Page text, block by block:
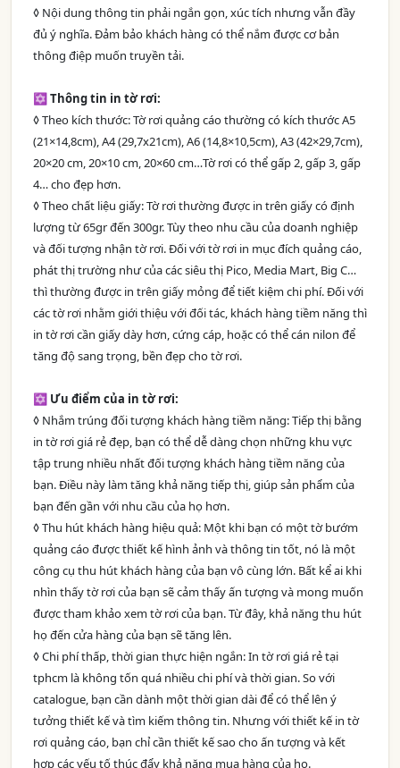
◊ Nội dung thông tin phải ngắn gọn, xúc tích nhưng vẫn đầy
đủ ý nghĩa. Đảm bảo khách hàng có thể nắm được cơ bản
thông điệp muốn truyền tải.
✡ Thông tin in tờ rơi:
◊ Theo kích thước: Tờ rơi quảng cáo thường có kích thước A5
(21×14,8cm), A4 (29,7x21cm), A6 (14,8×10,5cm), A3 (42×29,7cm),
20×20 cm, 20×10 cm, 20×60 cm…Tờ rơi có thể gấp 2, gấp 3, gấp
4… cho đẹp hơn.
◊ Theo chất liệu giấy: Tờ rơi thường được in trên giấy có định
lượng từ 65gr đến 300gr. Tùy theo nhu cầu của doanh nghiệp
và đối tượng nhận tờ rơi. Đối với tờ rơi in mục đích quảng cáo,
phát thị trường như của các siêu thị Pico, Media Mart, Big C…
thì thường được in trên giấy mỏng để tiết kiệm chi phí. Đối với
các tờ rơi nhằm giới thiệu với đối tác, khách hàng tiềm năng thì
in tờ rơi cần giấy dày hơn, cứng cáp, hoặc có thể cán nilon để
tăng độ sang trọng, bền đẹp cho tờ rơi.
✡ Ưu điểm của in tờ rơi:
◊ Nhắm trúng đối tượng khách hàng tiềm năng: Tiếp thị bằng
in tờ rơi giá rẻ đẹp, bạn có thể dễ dàng chọn những khu vực
tập trung nhiều nhất đối tượng khách hàng tiềm năng của
bạn. Điều này làm tăng khả năng tiếp thị, giúp sản phẩm của
bạn đến gần với nhu cầu của họ hơn.
◊ Thu hút khách hàng hiệu quả: Một khi bạn có một tờ bướm
quảng cáo được thiết kế hình ảnh và thông tin tốt, nó là một
công cụ thu hút khách hàng của bạn vô cùng lớn. Bất kể ai khi
nhìn thấy tờ rơi của bạn sẽ cảm thấy ấn tượng và mong muốn
được tham khảo xem tờ rơi của bạn. Từ đây, khả năng thu hút
họ đến cửa hàng của bạn sẽ tăng lên.
◊ Chi phí thấp, thời gian thực hiện ngắn: In tờ rơi giá rẻ tại
tphcm là không tốn quá nhiều chi phí và thời gian. So với
catalogue, bạn cần dành một thời gian dài để có thể lên ý
tưởng thiết kế và tìm kiếm thông tin. Nhưng với thiết kế in tờ
rơi quảng cáo, bạn chỉ cần thiết kế sao cho ấn tượng và kết
hợp các yếu tố thúc đẩy khả năng mua hàng của họ.